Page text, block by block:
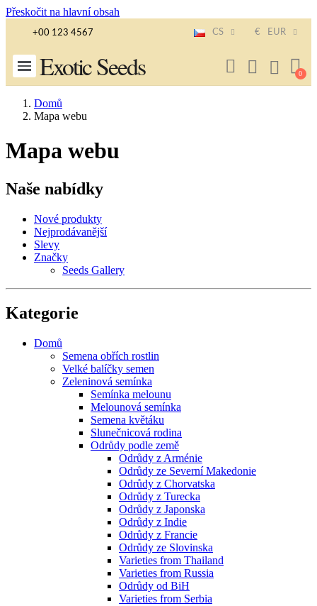
Přeskočit na hlavní obsah
+00 123 4567 CS € EUR
Exotic Seeds
Domů
Mapa webu
Mapa webu
Naše nabídky
Nové produkty
Nejprodávanější
Slevy
Značky
Seeds Gallery
Kategorie
Domů
Semena obřích rostlin
Velké balíčky semen
Zeleninová semínka
Semínka melounu
Melounová semínka
Semena květáku
Slunečnicová rodina
Odrůdy podle země
Odrůdy z Arménie
Odrůdy ze Severní Makedonie
Odrůdy z Chorvatska
Odrůdy z Turecka
Odrůdy z Japonska
Odrůdy z Indie
Odrůdy z Francie
Odrůdy ze Slovinska
Varieties from Thailand
Varieties from Russia
Odrůdy od BiH
Varieties from Serbia